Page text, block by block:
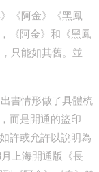
《阿金》《黑鳳
《阿金》和《黑鳳
只能如其舊。並
書情形做了具體梳
而是開通的盜印
許或允許以說明為
上海開通版《長